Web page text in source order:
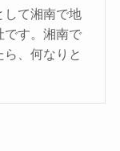
して湘南で地
です。湘南で
、何なりと